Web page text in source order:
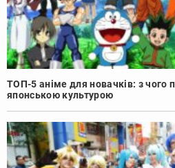
ТОП-5 аніме для новачків: з чого
японською культурою